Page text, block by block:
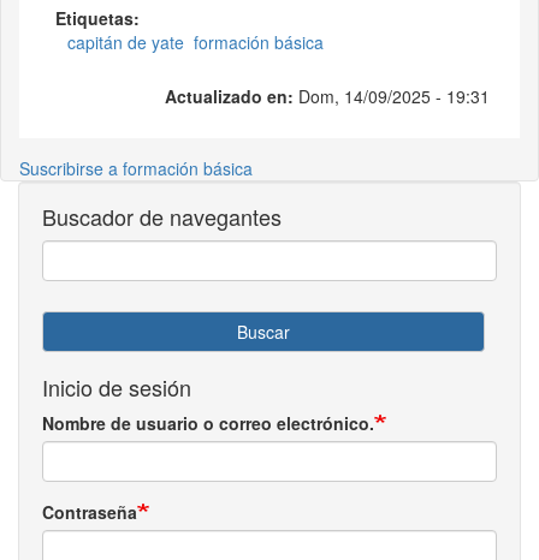
Etiquetas:
capitán de yate formación básica
Actualizado en: Dom, 14/09/2025 - 19:31
Suscribirse a formación básica
Buscador de navegantes
Buscar
Inicio de sesión
Nombre de usuario o correo electrónico.
Contraseña